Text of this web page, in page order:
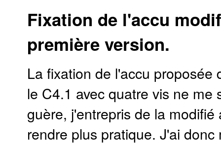
Fixation de l'accu
première version.
La fixation de l'accu proposée
le C4.1 avec quatre vis ne me
guère, j'entrepris de la modifié
rendre plus pratique. J'ai donc